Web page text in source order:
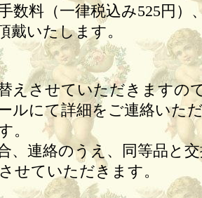
数料（一律税込み525円）
戴いたします。
えさせていただきますの
ルにて詳細をご連絡いた
。
、連絡のうえ、同等品と
せていただきます。